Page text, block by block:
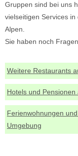
Gruppen sind bei uns
vielseitigen Services
Alpen.
Sie haben noch
Weitere Restaurants
Hotels und
Ferienwohnungen
Umgebung